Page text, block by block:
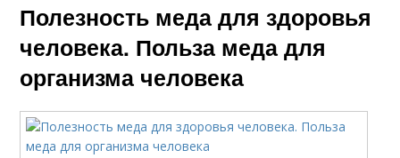
Полезность меда для здоровья
человека. Польза меда для
организма человека